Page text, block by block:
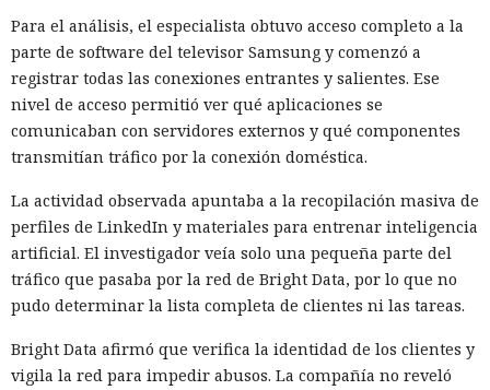
Para el análisis, el especialista obtuvo acceso completo a la
parte de software del televisor Samsung y comenzó a
registrar todas las conexiones entrantes y salientes. Ese
nivel de acceso permitió ver qué aplicaciones se
comunicaban con servidores externos y qué componentes
transmitían tráfico por la conexión doméstica.
La actividad observada apuntaba a la recopilación masiva de
perfiles de LinkedIn y materiales para entrenar inteligencia
artificial. El investigador veía solo una pequeña parte del
tráfico que pasaba por la red de Bright Data, por lo que no
pudo determinar la lista completa de clientes ni las tareas.
Bright Data afirmó que verifica la identidad de los clientes y
vigila la red para impedir abusos. La compañía no reveló